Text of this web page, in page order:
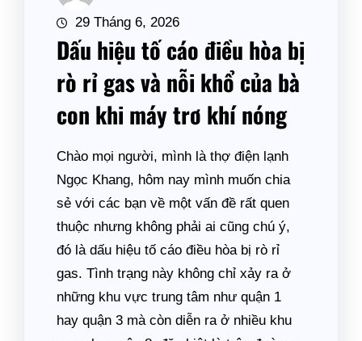
29 Tháng 6, 2026
Dấu hiệu tố cáo điều hòa bị
rò rỉ gas và nỗi khổ của bà
con khi máy trơ khí nóng
Chào mọi người, mình là thợ điện lạnh
Ngọc Khang, hôm nay mình muốn chia
sẻ với các bạn về một vấn đề rất quen
thuộc nhưng không phải ai cũng chú ý,
đó là dấu hiệu tố cáo điều hòa bị rò rỉ
gas. Tình trạng này không chỉ xảy ra ở
những khu vực trung tâm như quận 1
hay quận 3 mà còn diễn ra ở nhiều khu